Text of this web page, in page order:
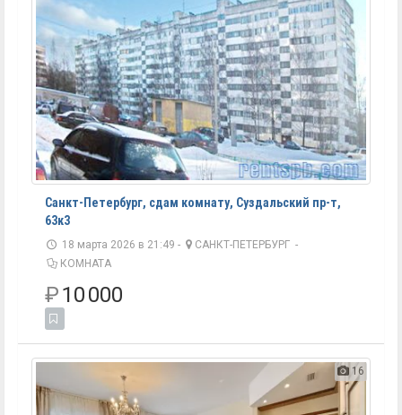
Санкт-Петербург, сдам комнату, Суздальский пр-т,
63к3
18 марта 2026 в 21:49 - САНКТ-ПЕТЕРБУРГ -
КОМНАТА
₽10 000
16